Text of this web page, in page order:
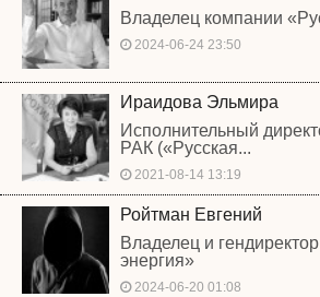
Владелец компании
2024-06-24 23:50
Ираидова Эльмира
Исполнительный
РАК («Русская...
2021-08-14 13:19
Ройтман Евгений
Владелец и
энергия»
2024-06-20 01:08